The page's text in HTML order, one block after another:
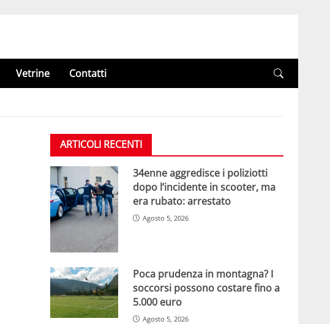
Vetrine Contatti
ARTICOLI RECENTI
34enne aggredisce i poliziotti
dopo l’incidente in scooter, ma
era rubato: arrestato
Agosto 5, 2026
Poca prudenza in montagna? I
soccorsi possono costare fino a
5.000 euro
Agosto 5, 2026